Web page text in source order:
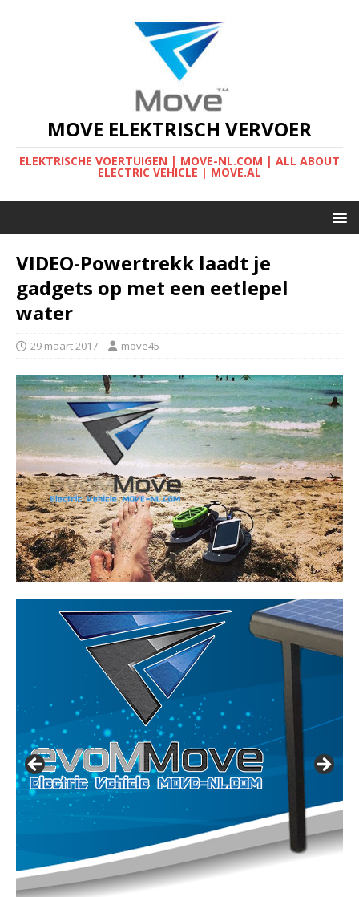
MOVE ELEKTRISCH VERVOER
ELEKTRISCHE VOERTUIGEN | MOVE-NL.COM | ALL ABOUT
ELECTRIC VEHICLE | MOVE.AL
VIDEO-Powertrekk laadt je
gadgets op met een eetlepel
water
29 maart 2017 move45